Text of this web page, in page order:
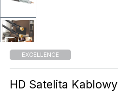
EXCELLENCE
HD Satelita Kablowy